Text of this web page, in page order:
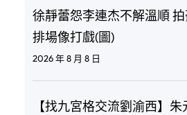
徐靜蕾怨李連杰不解溫順
排場像打戲(圖)
2026 年 8 月 8 日
【找九宮格交流劉渝西】